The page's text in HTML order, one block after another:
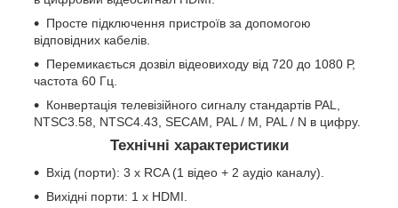
Просте підключення пристроїв за допомогою
відповідних кабелів.
Перемикається дозвіл відеовиходу від 720 до 1080 Р,
частота 60 Гц.
Конвертація телевізійного сигналу стандартів PAL,
NTSC3.58, NTSC4.43, SECAM, PAL / M, PAL / N в цифру.
Технічні характеристики
Вхід (порти): 3 х RCA (1 відео + 2 аудіо каналу).
Вихідні порти: 1 х HDMI.